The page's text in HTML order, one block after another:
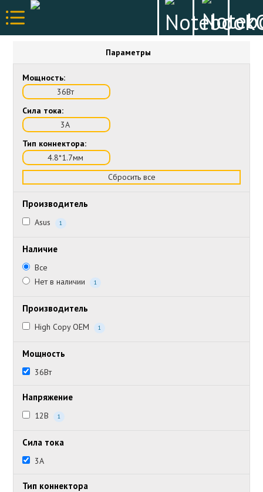
Параметры
Мощность:
36Вт
Сила тока:
3А
Тип коннектора:
4.8*1.7мм
Сбросить все
Производитель
Asus 1
Наличие
Все
Нет в наличии
1
Производитель
High Copy OEM 1
Мощность
36Вт
Напряжение
12В 1
Сила тока
3А
Тип коннектора